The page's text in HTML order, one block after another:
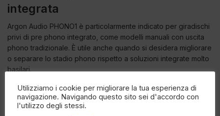
integrata
Argon Audio PHONO1 è particolarmente indicato per giradischi
privi di pre phono integrato, come modelli manuali con uscita
phono tradizionale. È utile anche quando si desidera migliorare
o separare lo stadio phono rispetto a soluzioni integrate molto
basilari.
Inoltre, può essere usato con amplificatori moderni che offrono
molti ingressi linea ma non dispongono di ingresso Phono MM.
In questo modo il vinile può essere integrato facilmente anche
Utilizziamo i cookie per migliorare la tua esperienza di
navigazione. Navigando questo sito sei d'accordo con
l'utilizzo degli stessi.